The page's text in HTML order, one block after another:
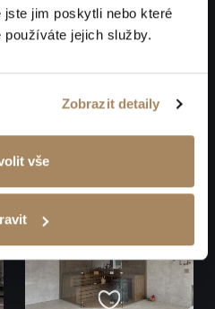
jim poskytli nebo které
jejich služby.
Zobrazit detaily
vše